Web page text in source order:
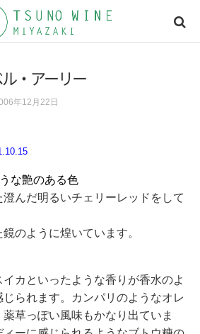
ンラインショッピング
メールマガジン
アクセスマップ
お問い合わせ
ル・アーリー
年12月22日
な艶のある色
んだ明るいチェリーレッドをして
のように煌いています。
カといったような香りが香水のよ
られます。カンパリのようなオレ
草っぽい風味もかなり出ていま